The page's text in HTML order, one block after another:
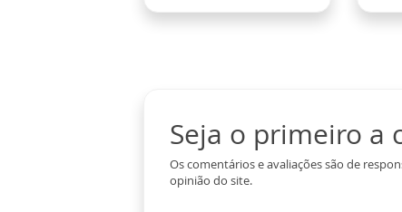
Seja o primeiro a
Os comentários e avaliações são de
opinião do site.